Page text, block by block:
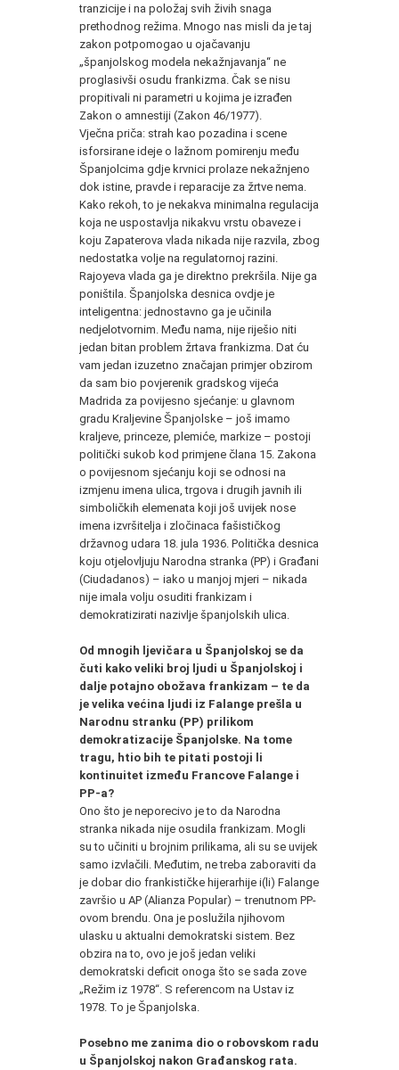
tranzicije i na položaj svih živih snaga
prethodnog režima. Mnogo nas misli da je taj
zakon potpomogao u ojačavanju
„španjolskog modela nekažnjavanja“ ne
proglasivši osudu frankizma. Čak se nisu
propitivali ni parametri u kojima je izrađen
Zakon o amnestiji (Zakon 46/1977).
Vječna priča: strah kao pozadina i scene
isforsirane ideje o lažnom pomirenju među
Španjolcima gdje krvnici prolaze nekažnjeno
dok istine, pravde i reparacije za žrtve nema.
Kako rekoh, to je nekakva minimalna regulacija
koja ne uspostavlja nikakvu vrstu obaveze i
koju Zapaterova vlada nikada nije razvila, zbog
nedostatka volje na regulatornoj razini.
Rajoyeva vlada ga je direktno prekršila. Nije ga
poništila. Španjolska desnica ovdje je
inteligentna: jednostavno ga je učinila
nedjelotvornim. Među nama, nije riješio niti
jedan bitan problem žrtava frankizma. Dat ću
vam jedan izuzetno značajan primjer obzirom
da sam bio povjerenik gradskog vijeća
Madrida za povijesno sjećanje: u glavnom
gradu Kraljevine Španjolske – još imamo
kraljeve, princeze, plemiće, markize – postoji
politički sukob kod primjene člana 15. Zakona
o povijesnom sjećanju koji se odnosi na
izmjenu imena ulica, trgova i drugih javnih ili
simboličkih elemenata koji još uvijek nose
imena izvršitelja i zločinaca fašističkog
državnog udara 18. jula 1936. Politička desnica
koju otjelovljuju Narodna stranka (PP) i Građani
(Ciudadanos) – iako u manjoj mjeri – nikada
nije imala volju osuditi frankizam i
demokratizirati nazivlje španjolskih ulica.
Od mnogih ljevičara u Španjolskoj se da
čuti kako veliki broj ljudi u Španjolskoj i
dalje potajno obožava frankizam – te da
je velika većina ljudi iz Falange prešla u
Narodnu stranku (PP) prilikom
demokratizacije Španjolske. Na tome
tragu, htio bih te pitati postoji li
kontinuitet između Francove Falange i
PP-a?
Ono što je neporecivo je to da Narodna
stranka nikada nije osudila frankizam. Mogli
su to učiniti u brojnim prilikama, ali su se uvijek
samo izvlačili. Međutim, ne treba zaboraviti da
je dobar dio frankističke hijerarhije i(li) Falange
završio u AP (Alianza Popular) – trenutnom PP-
ovom brendu. Ona je poslužila njihovom
ulasku u aktualni demokratski sistem. Bez
obzira na to, ovo je još jedan veliki
demokratski deficit onoga što se sada zove
„Režim iz 1978“. S referencom na Ustav iz
1978. To je Španjolska.
Posebno me zanima dio o robovskom radu
u Španjolskoj nakon Građanskog rata.